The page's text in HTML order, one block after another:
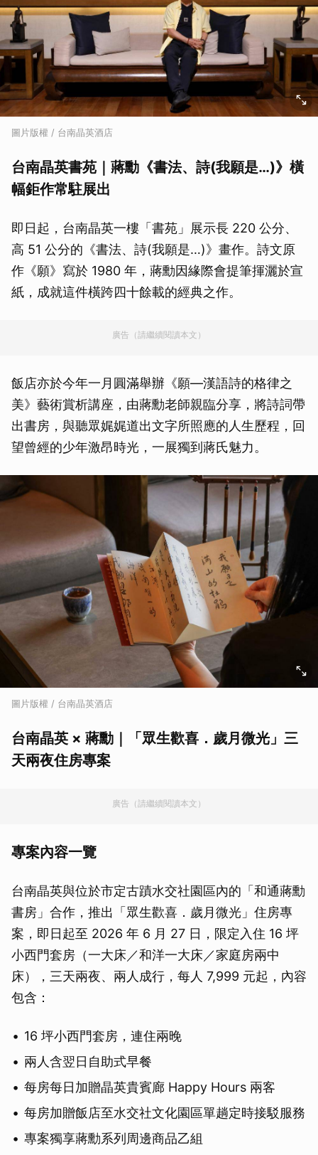
圖片版權 / 台南晶英酒店
台南晶英書苑｜蔣勳《書法、詩(我願是…)》橫
幅鉅作常駐展出
即日起，台南晶英一樓「書苑」展示長 220 公分、
高 51 公分的《書法、詩(我願是…)》畫作。詩文原
作《願》寫於 1980 年，蔣勳因緣際會提筆揮灑於宣
紙，成就這件橫跨四十餘載的經典之作。
廣告（請繼續閱讀本文）
飯店亦於今年一月圓滿舉辦《願—漢語詩的格律之
美》藝術賞析講座，由蔣勳老師親臨分享，將詩詞帶
出書房，與聽眾娓娓道出文字所照應的人生歷程，回
望曾經的少年激昂時光，一展獨到蔣氏魅力。
圖片版權 / 台南晶英酒店
台南晶英 × 蔣勳｜「眾生歡喜．歲月微光」三
天兩夜住房專案
廣告（請繼續閱讀本文）
專案內容一覽
台南晶英與位於市定古蹟水交社園區內的「和通蔣勳
書房」合作，推出「眾生歡喜．歲月微光」住房專
案，即日起至 2026 年 6 月 27 日，限定入住 16 坪
小西門套房（一大床／和洋一大床／家庭房兩中
床），三天兩夜、兩人成行，每人 7,999 元起，內容
包含：
16 坪小西門套房，連住兩晚
兩人含翌日自助式早餐
每房每日加贈晶英貴賓廊 Happy Hours 兩客
每房加贈飯店至水交社文化園區單趟定時接駁服務
專案獨享蔣勳系列周邊商品乙組